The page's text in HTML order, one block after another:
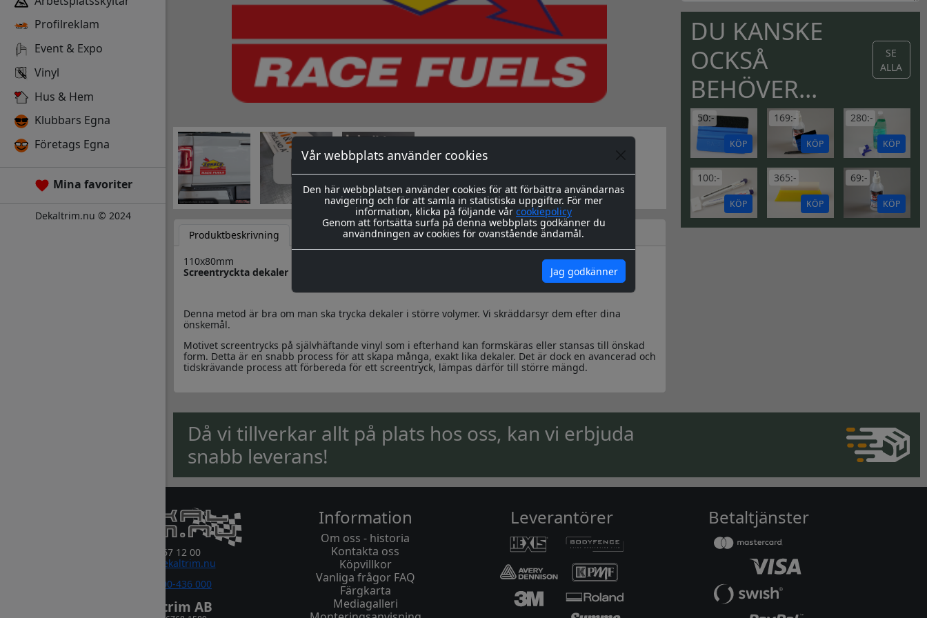
Vår webbplats använder cookies
Den här webbplatsen använder cookies för att förbättra användarnas
navigering och för att samla in statistiska uppgifter. För mer
information, klicka på följande vår cookiepolicy
Genom att fortsätta surfa på denna webbplats godkänner du
användningen av cookies för ovanstående ändamål.
Jag godkänner
Profilreklam
Event & Expo
Vinyl
Hus & Hem
Klubbars Egna
Företags Egna
Mina favoriter
Dekaltrim.nu © 2024
Produktbeskrivning
Dokument
110x80mm
Screentryckta dekaler
Denna metod är bra om man ska trycka dekaler i större volymer. Vi skräddarsyr dem efter dina
önskemål.
Motivet screentrycks på självhäftande vinyl som i efterhand kan formskäras eller stansas till önskad
form. Detta är en snabb process för att skapa många, exakt lika dekaler. Det är dock en avancerad och
tidskrävande process att förbereda för ett screentryck, lämpas därför till större mängd.
DU KANSKE
OCKSÅ
BEHÖVER...
SE
ALLA
50:-
KÖP
169:-
KÖP
280:-
KÖP
100:-
KÖP
365:-
KÖP
69:-
KÖP
Då vi tillverkar allt på plats hos oss, kan vi erbjuda
snabb leverans!
0381-67 12 00
order@dekaltrim.nu
0700-436 000
Dekaltrim AB
Information
Om oss - historia
Kontakta oss
Köpvillkor
Vanliga frågor FAQ
Färgkarta
Mediagalleri
Leverantörer Betaltjänster